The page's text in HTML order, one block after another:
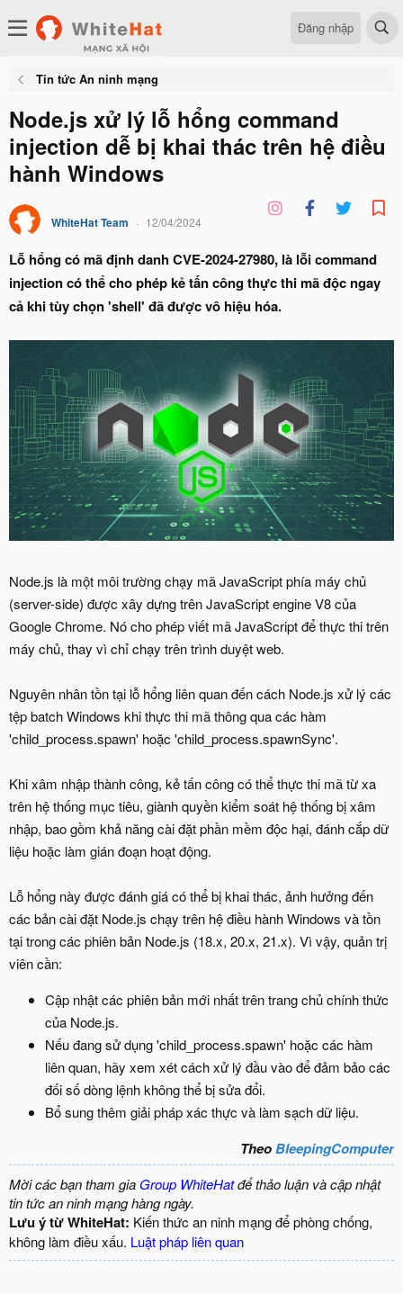
Đăng nhập
Tin tức An ninh mạng
Node.js xử lý lỗ hổng command
injection dễ bị khai thác trên hệ điều
hành Windows
WhiteHat Team 12/04/2024
Lỗ hổng có mã định danh CVE-2024-27980, là lỗi command
injection có thể cho phép kẻ tấn công thực thi mã độc ngay
cả khi tùy chọn 'shell' đã được vô hiệu hóa.
Node.js là một môi trường chạy mã JavaScript phía máy chủ
(server-side) được xây dựng trên JavaScript engine V8 của
Google Chrome. Nó cho phép viết mã JavaScript để thực thi trên
máy chủ, thay vì chỉ chạy trên trình duyệt web.
Nguyên nhân tồn tại lỗ hổng liên quan đến cách Node.js xử lý các
tệp batch Windows khi thực thi mã thông qua các hàm
'child_process.spawn' hoặc 'child_process.spawnSync'.
Khi xâm nhập thành công, kẻ tấn công có thể thực thi mã từ xa
trên hệ thống mục tiêu, giành quyền kiểm soát hệ thống bị xâm
nhập, bao gồm khả năng cài đặt phần mềm độc hại, đánh cắp dữ
liệu hoặc làm gián đoạn hoạt động.
Lỗ hổng này được đánh giá có thể bị khai thác, ảnh hưởng đến
các bản cài đặt Node.js chạy trên hệ điều hành Windows và tồn
tại trong các phiên bản Node.js (18.x, 20.x, 21.x). Vì vậy, quản trị
viên cần:
Cập nhật các phiên bản mới nhất trên trang chủ chính thức
của Node.js.
Nếu đang sử dụng 'child_process.spawn' hoặc các hàm
liên quan, hãy xem xét cách xử lý đầu vào để đảm bảo các
đối số dòng lệnh không thể bị sửa đổi.
Bổ sung thêm giải pháp xác thực và làm sạch dữ liệu.
TheoBleepingComputer
Mời các bạn tham gia Group WhiteHatđể thảo luận và cập nhật
tin tức an ninh mạng hàng ngày.
Lưu ý từ WhiteHat: Kiến thức an ninh mạng để phòng chống,
không làm điều xấu. Luật pháp liên quan